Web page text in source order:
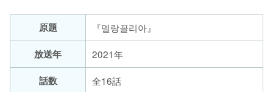
原題
『멜랑꼴리아』
放送年
2021年
話数
全16話